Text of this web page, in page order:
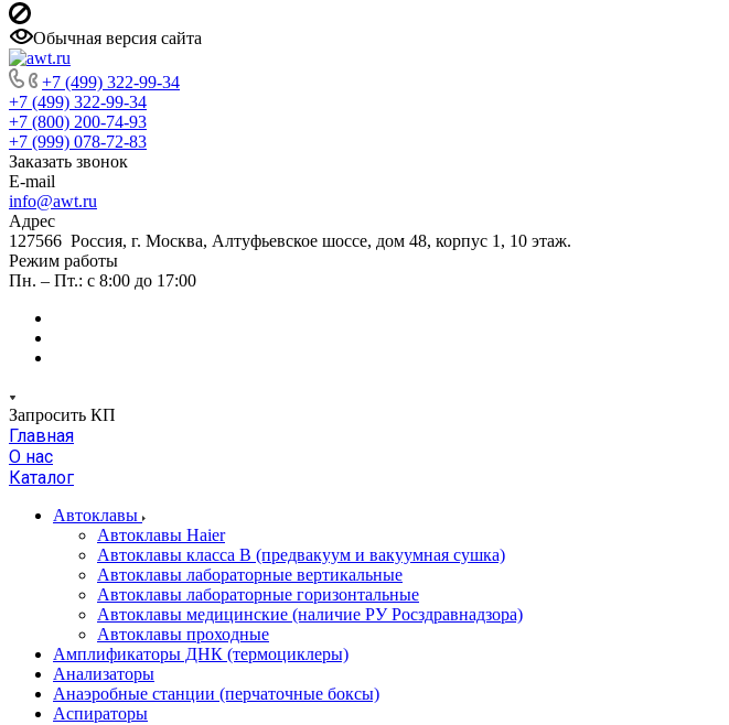
Обычная версия сайта
+7 (499) 322-99-34
+7 (499) 322-99-34
+7 (800) 200-74-93
+7 (999) 078-72-83
Заказать звонок
E-mail
info@awt.ru
Адрес
127566 Россия, г. Москва, Алтуфьевское шоссе, дом 48, корпус 1, 10 этаж.
Режим работы
Пн. – Пт.: с 8:00 до 17:00
Запросить КП
Главная
О нас
Каталог
Автоклавы
Автоклавы Haier
Автоклавы класса B (предвакуум и вакуумная сушка)
Автоклавы лабораторные вертикальные
Автоклавы лабораторные горизонтальные
Автоклавы медицинские (наличие РУ Росздравнадзора)
Автоклавы проходные
Амплификаторы ДНК (термоциклеры)
Анализаторы
Анаэробные станции (перчаточные боксы)
Аспираторы